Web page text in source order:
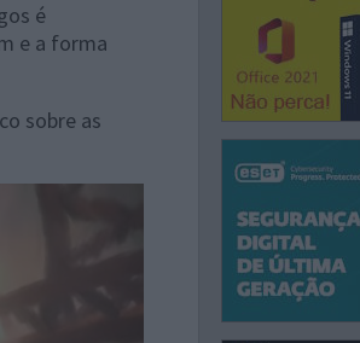
é
e a forma
sobre as